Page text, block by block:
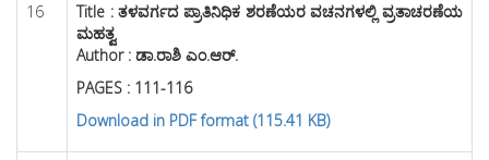
16 Title :ತಳವರ್ಗದ ಪ್ರಾತಿನಿಧಿಕ ಶರಣೆಯರ ವಚನಗಳಲ್ಲಿ ವ್ರತಾಚರಣೆಯ
ಮಹತ್ವ
Author : ಡಾ.ರಾಶಿ ಎಂ.ಆರ್.
PAGES : 111-116
Download in PDF format (115.41 KB)